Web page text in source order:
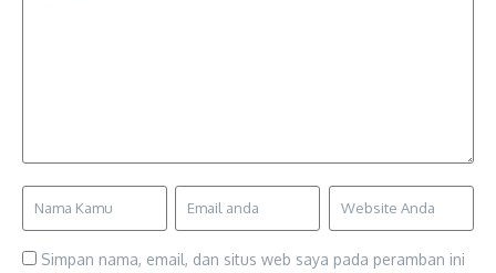
Simpan nama, email, dan situs web saya pada peramban ini